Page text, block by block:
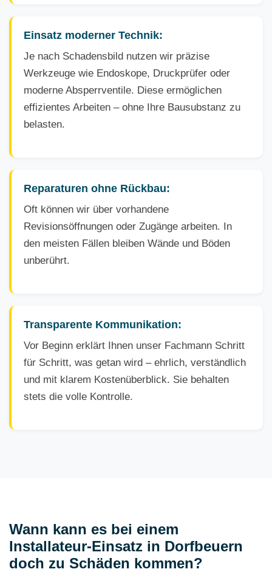
Einsatz moderner Technik:
Je nach Schadensbild nutzen wir präzise
Werkzeuge wie Endoskope, Druckprüfer oder
moderne Absperrventile. Diese ermöglichen
effizientes Arbeiten – ohne Ihre Bausubstanz zu
belasten.
Reparaturen ohne Rückbau:
Oft können wir über vorhandene
Revisionsöffnungen oder Zugänge arbeiten. In
den meisten Fällen bleiben Wände und Böden
unberührt.
Transparente Kommunikation:
Vor Beginn erklärt Ihnen unser Fachmann Schritt
für Schritt, was getan wird – ehrlich, verständlich
und mit klarem Kostenüberblick. Sie behalten
stets die volle Kontrolle.
Wann kann es bei einem
Installateur-Einsatz in Dorfbeuern
doch zu Schäden kommen?